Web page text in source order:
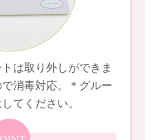
は取り外しができま
消毒対応。＊グルー
てください。